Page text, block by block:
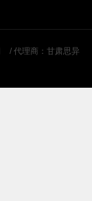
/ 代理商：甘肃思异